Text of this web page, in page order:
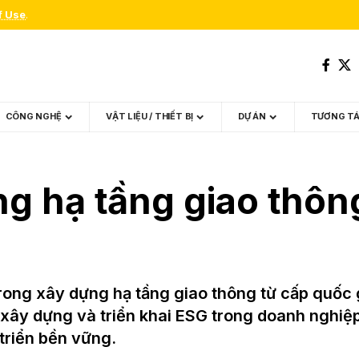
Use.
CÔNG NGHỆ VẬT LIỆU / THIẾT BỊ DỰ ÁN TƯƠNG
hạ tầng giao
xây dựng hạ tầng giao thông từ cấp
dựng và triển khai ESG trong doanh
bền vững.